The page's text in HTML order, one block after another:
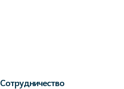
Сотрудничество